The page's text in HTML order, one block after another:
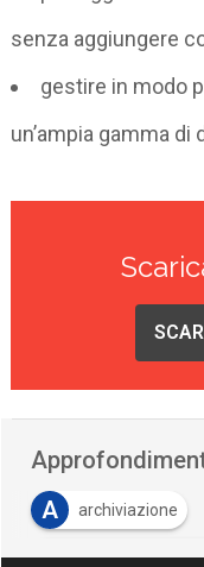
senza aggiungere
gestire in modo
un’ampia gamma
A
archiviazione
V Virtualizzazione